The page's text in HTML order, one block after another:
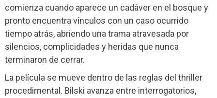
comienza cuando aparece un cadáver en el bosque y
pronto encuentra vínculos con un caso ocurrido
tiempo atrás, abriendo una trama atravesada por
silencios, complicidades y heridas que nunca
terminaron de cerrar.
La película se mueve dentro de las reglas del thriller
procedimental. Bilski avanza entre interrogatorios,